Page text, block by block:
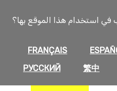
في استخدام هذا الموقع بها؟
FRANÇAIS
繁中
РУССКИЙ